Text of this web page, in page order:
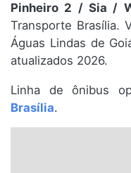
Paraná
Santa Catarina
Rio Grande do
Pinheiro 2 / Sia /
Transporte Brasília.
Águas Lindas de
atualizados 2026.
Linha de ônibus
Brasília.